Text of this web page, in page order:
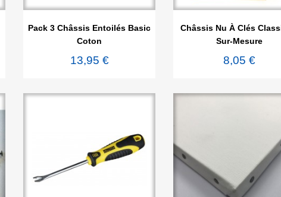
 Aperçu rapide
Pack 3 Châssis Entoilés Basic
Coton
13,95 €
 Aperçu rapide
Châssis Nu À Clés
Sur-Mesure
8,05 €